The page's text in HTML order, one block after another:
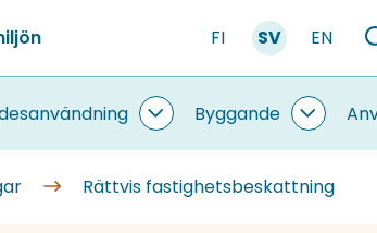
FI SV EN
Områdesanvändning
undersidor
Byggande
Rättvis fastighetsbeskattning